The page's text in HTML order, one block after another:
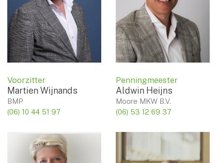
Voorzitter
Martien Wijnands
BMP
(06) 10 44 51 97
Penningmeester
Aldwin Heijns
Moore MKW B.V.
(06) 53 12 69 37